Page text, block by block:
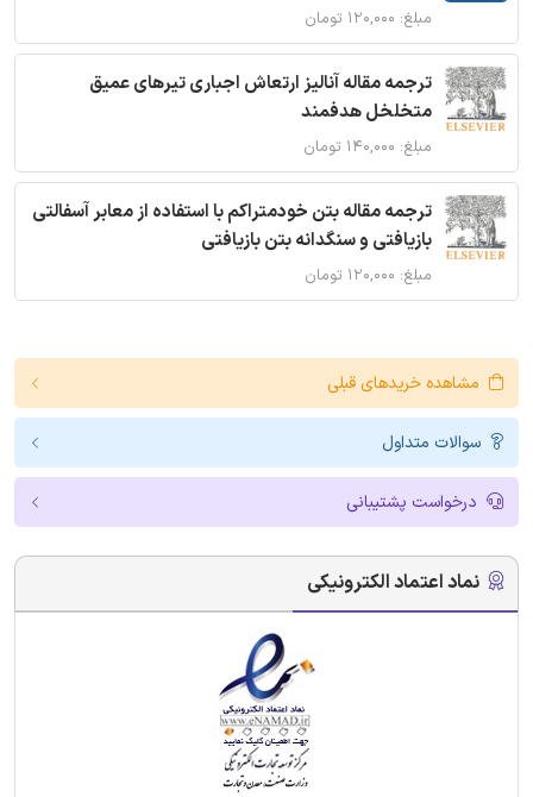
مبلغ: ۱۲۰,۰۰۰ تومان
ترجمه مقاله آنالیز ارتعاش اجباری تیرهای عمیق
متخلخل هدفمند
مبلغ: ۱۴۰,۰۰۰ تومان
ترجمه مقاله بتن خودمتراکم با استفاده از معابر آسفالتی
بازیافتی و سنگدانه بتن بازیافتی
مبلغ: ۱۲۰,۰۰۰ تومان
مشاهده خریدهای قبلی
سوالات متداول
درخواست پشتیبانی
نماد اعتماد الکترونیکی